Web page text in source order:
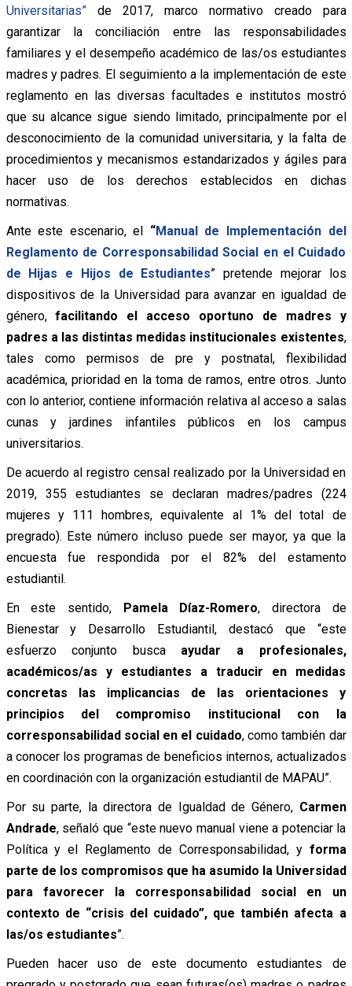
Universitarias”de 2017, marco normativo creado para
garantizar la conciliación entre las responsabilidades
familiares y el desempeño académico de las/os estudiantes
madres y padres. El seguimiento a la implementación de este
reglamento en las diversas facultades e institutos mostró
que su alcance sigue siendo limitado, principalmente por el
desconocimiento de la comunidad universitaria, y la falta de
procedimientos y mecanismos estandarizados y ágiles para
hacer uso de los derechos establecidos en dichas
normativas.
Ante este escenario, el “Manual de Implementación del
Reglamento de Corresponsabilidad Social en el Cuidado
de Hijas e Hijos de Estudiantes” pretende mejorar los
dispositivos de la Universidad para avanzar en igualdad de
género,facilitando el acceso oportuno de madres y
padres a las distintas medidas institucionales existentes,
tales como permisos de pre y postnatal, flexibilidad
académica, prioridad en la toma de ramos, entre otros. Junto
con lo anterior, contiene información relativa al acceso a salas
cunas y jardines infantiles públicos en los campus
universitarios.
De acuerdo al registro censal realizado por la Universidad en
2019, 355 estudiantes se declaran madres/padres (224
mujeres y 111 hombres, equivalente al 1% del total de
pregrado). Este número incluso puede ser mayor, ya que la
encuesta fue respondida por el 82% del estamento
estudiantil.
En este sentido, Pamela Díaz-Romero, directora de
Bienestar y Desarrollo Estudiantil, destacó que “este
esfuerzo conjunto busca ayudar a profesionales,
académicos/as y estudiantes a traducir en medidas
concretas las implicancias de las orientaciones y
principios del compromiso institucional con la
corresponsabilidad social en el cuidado, como también dar
a conocer los programas de beneficios internos, actualizados
en coordinación con la organización estudiantil de MAPAU”.
Por su parte, la directora de Igualdad de Género, Carmen
Andrade, señaló que “este nuevo manual viene a potenciar la
Política y el Reglamento de Corresponsabilidad, y forma
parte de los compromisos que ha asumido la Universidad
para favorecer la corresponsabilidad social en un
contexto de “crisis del cuidado”, que también afecta a
las/os estudiantes”.
Pueden hacer uso de este documento estudiantes de